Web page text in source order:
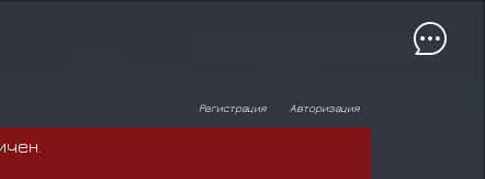
Авторизация
Регистрация